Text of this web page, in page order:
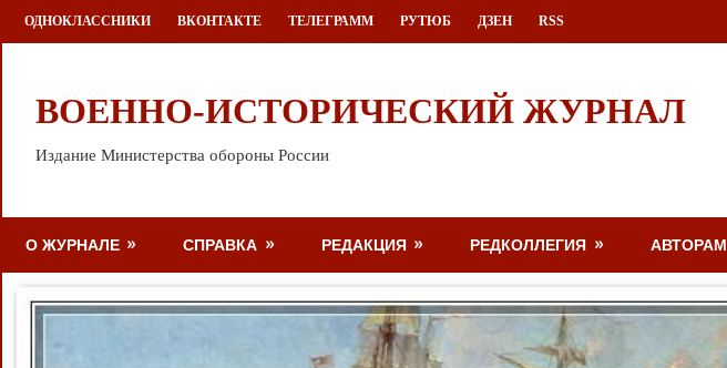
Перейти
к
ОДНОКЛАССНИКИ ВКОНТАКТЕ ТЕЛЕГРАММ РУТЮБ ДЗЕН RSS
ВОЕННО-ИСТОРИЧЕСКИЙ ЖУРНАЛ
Издание Министерства обороны России
О ЖУРНАЛЕ СПРАВКА РЕДАКЦИЯ РЕДКОЛЛЕГИЯ АВТОРАМ